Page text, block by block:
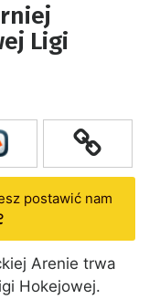
Ligi
postawić nam
Arenie trwa
Hokejowej.